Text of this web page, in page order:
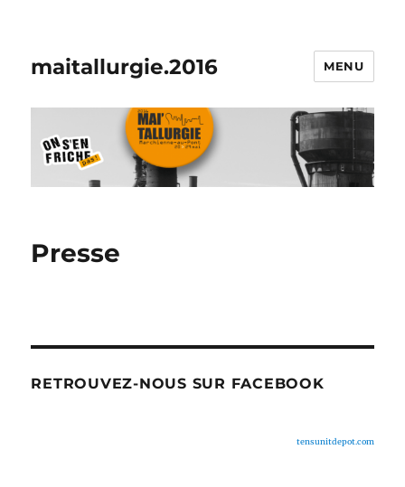
maitallurgie.2016 MENU
Presse
RETROUVEZ-NOUS SUR FACEBOOK
tensunitdepot.com